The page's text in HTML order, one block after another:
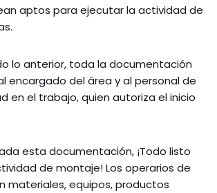
aptos para ejecutar la actividad de
lo anterior, toda la documentación
encargado del área y al personal de
en el trabajo, quien autoriza el inicio
esta documentación, ¡Todo listo
de montaje! Los operarios de
materiales, equipos, productos